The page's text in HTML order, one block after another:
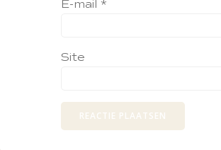
E-mail *
Site